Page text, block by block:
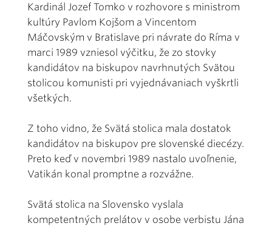
Kardinál Jozef Tomko v rozhovore s ministrom
kultúry Pavlom Kojšom a Vincentom
Máčovským v Bratislave pri návrate do Ríma v
marci 1989 vzniesol výčitku, že zo stovky
kandidátov na biskupov navrhnutých Svätou
stolicou komunisti pri vyjednávaniach vyškrtli
všetkých.
Z toho vidno, že Svätá stolica mala dostatok
kandidátov na biskupov pre slovenské diecézy.
Preto keď v novembri 1989 nastalo uvoľnenie,
Vatikán konal promptne a rozvážne.
Svätá stolica na Slovensko vyslala
kompetentných prelátov v osobe verbistu Jána